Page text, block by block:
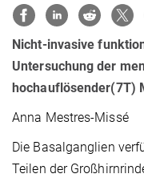
Nicht-invasive
Untersuchung der
hochauflösender(7T)
Anna Mestres-Missé
Die Basalganglien
Teilen der